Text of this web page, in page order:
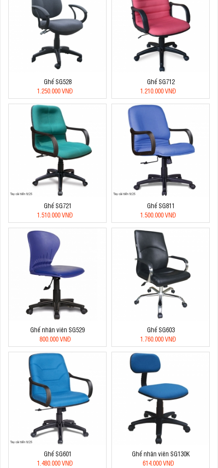
Ghế SG528
1.250.000 VNĐ
Ghế SG712
1.210.000 VNĐ
Ghế SG721
1.510.000 VNĐ
Ghế SG811
1.500.000 VNĐ
Ghế nhân viên SG529
800.000 VNĐ
Ghế SG603
1.760.000 VNĐ
Ghế SG601
1.480.000 VNĐ
Ghế nhân viên SG130K
614.000 VNĐ